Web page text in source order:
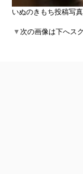
いぬのきもち投稿写
▼次の画像は下へス